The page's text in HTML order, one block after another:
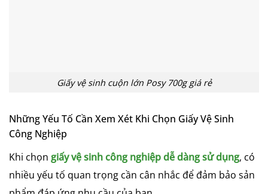
Giấy vệ sinh cuộn lớn Posy 700g giá rẻ
Những Yếu Tố Cần Xem Xét Khi Chọn Giấy Vệ Sinh
Công Nghiệp
Khi chọn giấy vệ sinh công nghiệp dễ dàng sử dụng, có
nhiều yếu tố quan trọng cần cân nhắc để đảm bảo sản